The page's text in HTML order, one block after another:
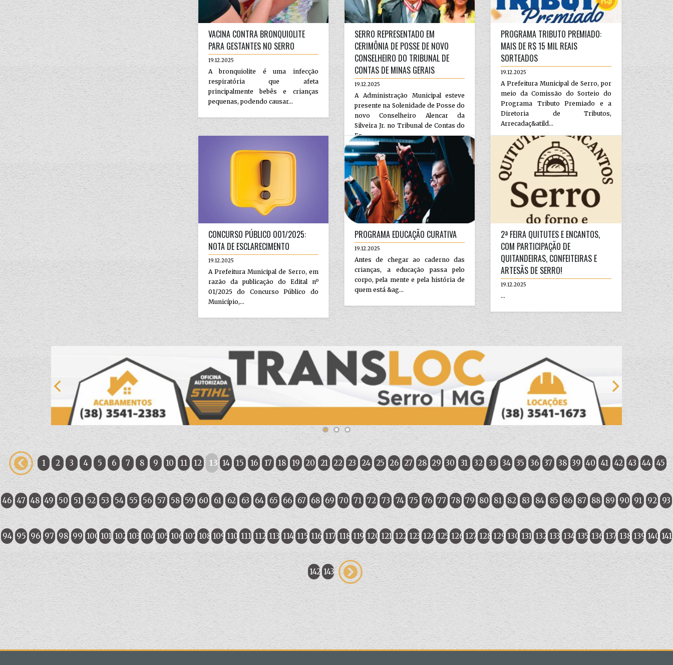
VACINA CONTRA BRONQUIOLITE
PARA GESTANTES NO SERRO
19.12.2025
A bronquiolite é uma infecção
respiratória que afeta
principalmente bebês e crianças
pequenas, podendo causar...
SERRO REPRESENTADO EM
CERIMÔNIA DE POSSE DE NOVO
CONSELHEIRO DO TRIBUNAL DE
CONTAS DE MINAS GERAIS
19.12.2025
A Administração Municipal esteve
presente na Solenidade de Posse do
novo Conselheiro Alencar da
Silveira Jr. no Tribunal de Contas do
Es...
PROGRAMA TRIBUTO PREMIADO:
MAIS DE R$ 15 MIL REAIS
SORTEADOS
19.12.2025
A Prefeitura Municipal de Serro, por
meio da Comissão do Sorteio do
Programa Tributo Premiado e a
Diretoria de Tributos,
Arrecadaç&atild...
CONCURSO PÚBLICO 001/2025:
NOTA DE ESCLARECIMENTO
19.12.2025
A Prefeitura Municipal de Serro, em
razão da publicação do Edital nº
01/2025 do Concurso Público do
Município,...
PROGRAMA EDUCAÇÃO CURATIVA
19.12.2025
Antes de chegar ao caderno das
crianças, a educação passa pelo
corpo, pela mente e pela história de
quem está &ag...
2ª FEIRA QUITUTES E ENCANTOS,
COM PARTICIPAÇÃO DE
QUITANDEIRAS, CONFEITEIRAS E
ARTESÃS DE SERRO!
19.12.2025
...
1 2 3 4 5 6 7 8 9 10 11 12 13 14 15 16 17 18 19 20 21 22 23 24 25 26 27 28 29 30 31 32 33 34 35 36 37 38 39 40 41 42 43 44 45
46 47 48 49 50 51 52 53 54 55 56 57 58 59 60 61 62 63 64 65 66 67 68 69 70 71 72 73 74 75 76 77 78 79 80 81 82 83 84 85 86 87 88 89 90 91 92 93
94 95 96 97 98 99 100101 102 103 104 105 106 107 108 109110 111 112 113 114 115 116 117 118 119 120121 122 123 124 125 126 127 128 129130 131 132 133 134 135 136 137 138 139 140 141
142 143